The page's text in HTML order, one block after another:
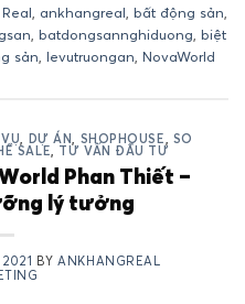
ankhangreal bất động sản
batdongsannghiduong biệt
sản levutruongan NovaWorld
DỰ ÁN SHOPHOUSE SO
SALE TƯ VẤN ĐẦU TƯ
Phan Thiết –
lý tưởng
BYANKHANGREAL